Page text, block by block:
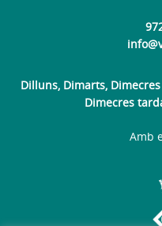
Dilluns, Dimarts,
Dimecres
Amb